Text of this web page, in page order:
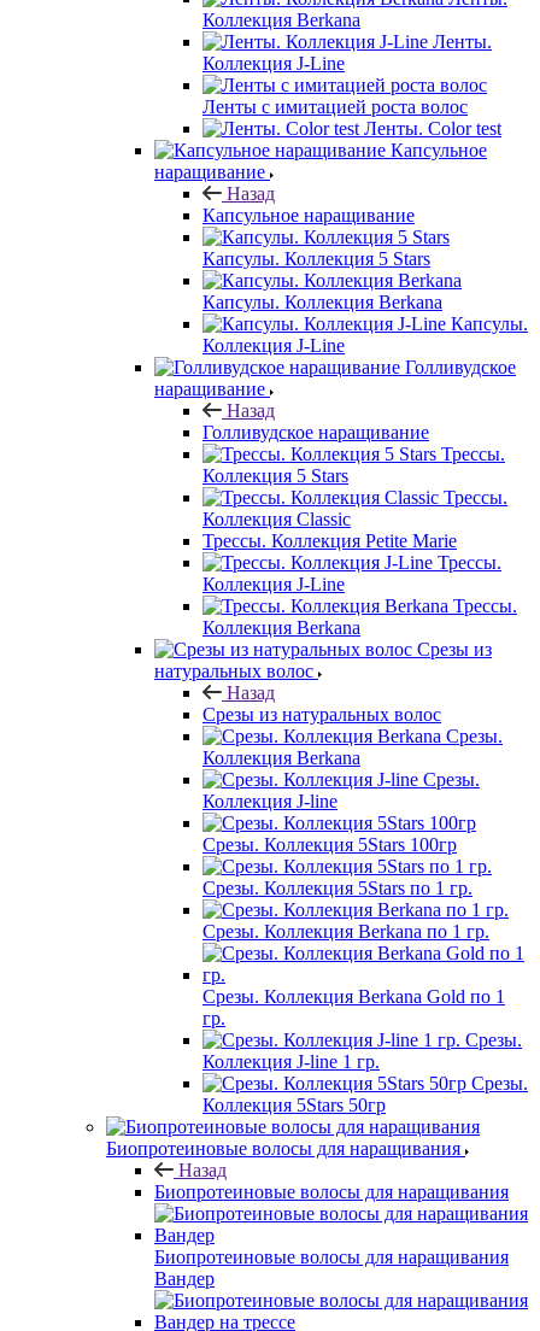
Коллекция Berkana
Ленты.
Коллекция J-Line
Ленты с имитацией роста волос
Ленты. Color test
Капсульное
наращивание
Назад
Капсульное наращивание
Капсулы. Коллекция 5 Stars
Капсулы. Коллекция Berkana
Капсулы.
Коллекция J-Line
Голливудское
наращивание
Назад
Голливудское наращивание
Трессы.
Коллекция 5 Stars
Трессы.
Коллекция Classic
Трессы. Коллекция Petite Marie
Трессы.
Коллекция J-Line
Трессы.
Коллекция Berkana
Срезы из
натуральных волос
Назад
Срезы из натуральных волос
Срезы.
Коллекция Berkana
Срезы.
Коллекция J-line
Срезы. Коллекция 5Stars 100гр
Срезы. Коллекция 5Stars по 1 гр.
Срезы. Коллекция Berkana по 1 гр.
Срезы. Коллекция Berkana Gold по 1
гр.
Срезы.
Коллекция J-line 1 гр.
Срезы.
Коллекция 5Stars 50гр
Биопротеиновые волосы для наращивания
Назад
Биопротеиновые волосы для наращивания
Биопротеиновые волосы для наращивания
Вандер